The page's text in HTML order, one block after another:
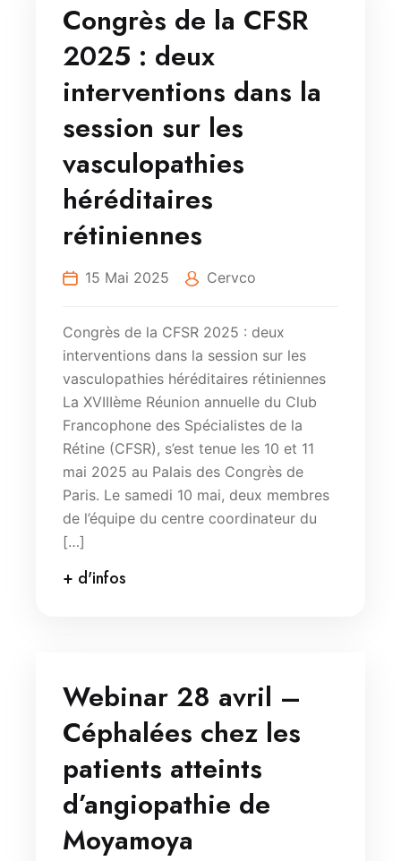
Congrès de la CFSR
2025 : deux
interventions dans la
session sur les
vasculopathies
héréditaires
rétiniennes
15 Mai 2025 Cervco
Congrès de la CFSR 2025 : deux
interventions dans la session sur les
vasculopathies héréditaires rétiniennes
La XVIIIème Réunion annuelle du Club
Francophone des Spécialistes de la
Rétine (CFSR), s’est tenue les 10 et 11
mai 2025 au Palais des Congrès de
Paris. Le samedi 10 mai, deux membres
de l’équipe du centre coordinateur du
[…]
+ d'infos
Webinar 28 avril –
Céphalées chez les
patients atteints
d’angiopathie de
Moyamoya